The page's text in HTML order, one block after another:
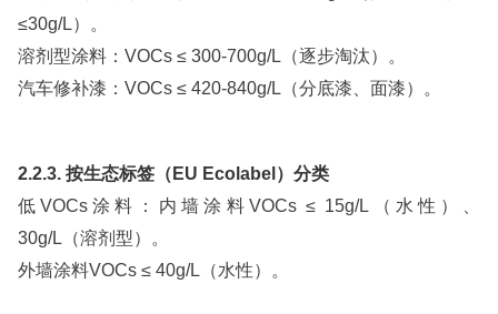
≤30g/L）。
溶剂型涂料：VOCs ≤ 300-700g/L（逐步淘汰）。
汽车修补漆：VOCs ≤ 420-840g/L（分底漆、面漆）。
2.2.3. 按生态标签（EU Ecolabel）分类
低VOCs涂料：内墙涂料VOCs ≤ 15g/L（水性）、
30g/L（溶剂型）。
外墙涂料VOCs ≤ 40g/L（水性）。